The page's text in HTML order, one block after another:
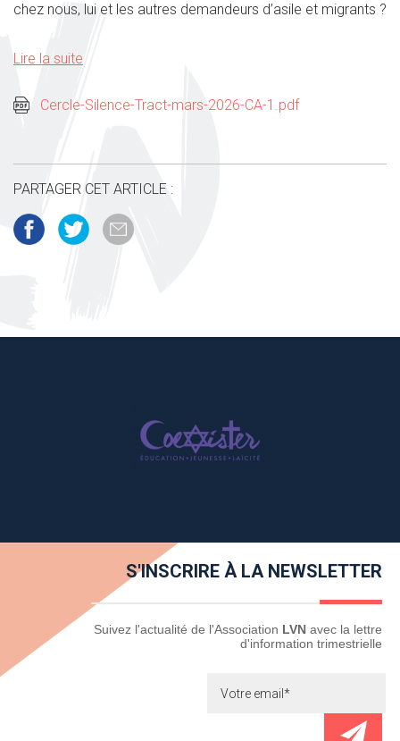
chez nous, lui et les autres demandeurs d’asile et migrants ?
Lire la suite
Cercle-Silence-Tract-mars-2026-CA-1.pdf
PARTAGER CET ARTICLE :
S'INSCRIRE À LA NEWSLETTER
Newsletter Suivez l'actualité de l'Association LVN avec la lettre
d'information trimestrielle